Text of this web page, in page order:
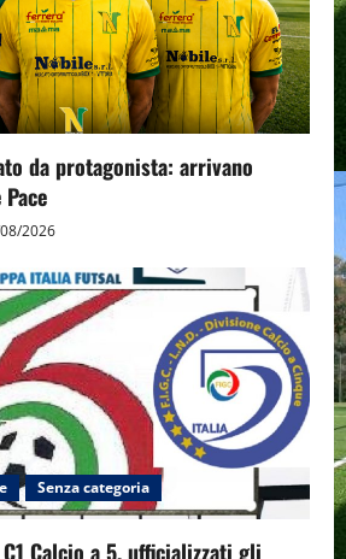
da protagonista: arrivano
2026
Senza categoria
Calcio a 5, ufficializzati gli